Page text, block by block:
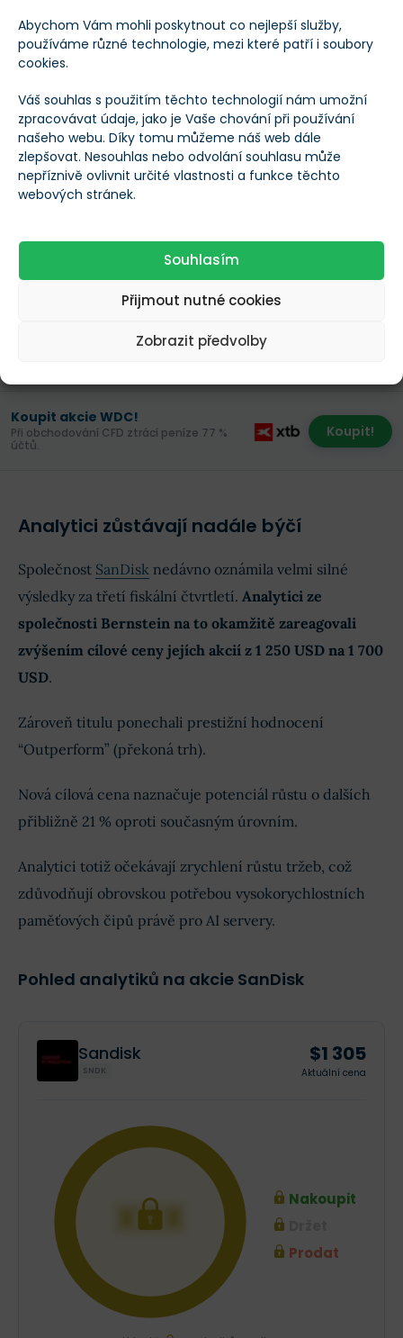
Abychom Vám mohli poskytnout co nejlepší služby,
používáme různé technologie, mezi které patří i soubory
cookies.
Váš souhlas s použitím těchto technologií nám umožní
zpracovávat údaje, jako je Vaše chování při používání
našeho webu. Díky tomu můžeme náš web dále
zlepšovat. Nesouhlas nebo odvolání souhlasu může
nepříznivě ovlivnit určité vlastnosti a funkce těchto
webových stránek.
Souhlasím
Přijmout nutné cookies
Zobrazit předvolby
úrovních a prodejní ceny naopak vysoko.
Vývoj akcií Micron, SanDisk a Western
Digital v tomto roce
Micron Technology/MU Načítání
Koupit akcie WDC!
Při obchodování CFD ztrácí peníze 77 %
účtů.
Koupit!
Analytici zůstávají nadále býčí
Společnost SanDisk nedávno oznámila velmi silné
výsledky za třetí fiskální čtvrtletí. Analytici ze
společnosti Bernstein na to okamžitě zareagovali
zvýšením cílové ceny jejích akcií z 1 250 USD na 1 700
USD.
Zároveň titulu ponechali prestižní hodnocení
“Outperform” (překoná trh).
Nová cílová cena naznačuje potenciál růstu o dalších
přibližně 21 % oproti současným úrovním.
Analytici totiž očekávají zrychlení růstu tržeb, což
zdůvodňují obrovskou potřebou vysokorychlostních
paměťových čipů právě pro AI servery.
Pohled analytiků na akcie SanDisk
Sandisk
SNDK
$1 305
Aktuální cena
XXX
Nakoupit
Prodat